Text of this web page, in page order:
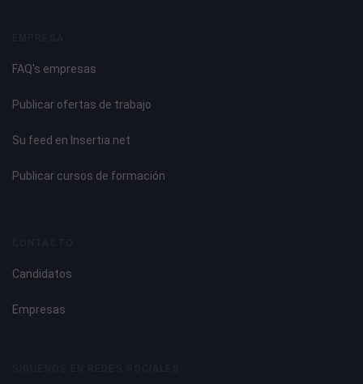
FAQ's empresas
Publicar ofertas de trabajo
Su feed en Insertia.net
Publicar cursos de formación
Candidatos
Empresas